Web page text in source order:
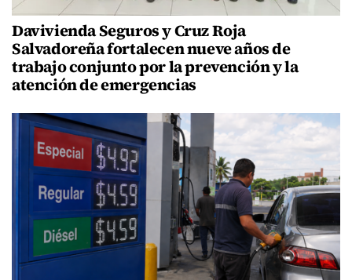
Davivienda Seguros y Cruz Roja
Salvadoreña fortalecen nueve años de
trabajo conjunto por la prevención y la
atención de emergencias